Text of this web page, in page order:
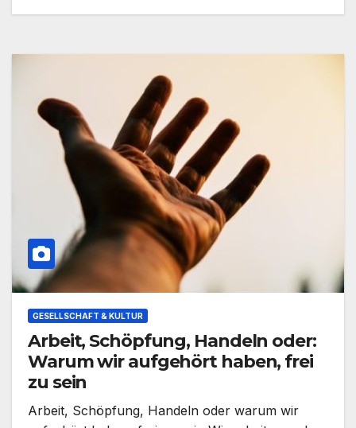
GESELLSCHAFT & KULTUR
Arbeit, Schöpfung, Handeln oder:
Warum wir aufgehört haben, frei
zu sein
Arbeit, Schöpfung, Handeln oder warum wir